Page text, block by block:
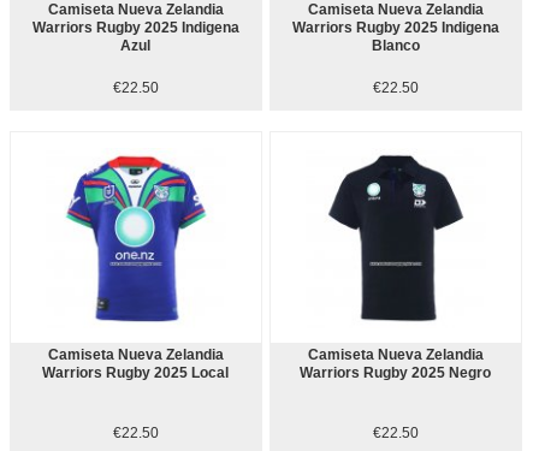
Camiseta Nueva Zelandia
Warriors Rugby 2025 Indigena
Azul
€22.50
Camiseta Nueva Zelandia
Warriors Rugby 2025 Indigena
Blanco
€22.50
Camiseta Nueva Zelandia
Warriors Rugby 2025 Local
€22.50
Camiseta Nueva Zelandia
Warriors Rugby 2025 Negro
€22.50